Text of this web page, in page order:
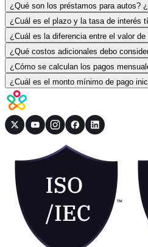
¿Qué son los préstamos para autos?
¿Cuál es el plazo y la tasa de interés
¿Cuál es la diferencia entre el valor
¿Qué costos adicionales debo
¿Cómo se calculan los pagos
¿Cuál es el monto mínimo de pago